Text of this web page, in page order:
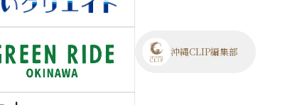
沖縄CLIP編集部